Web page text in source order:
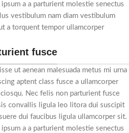
a a parturient molestie senectus
vestibulum nam diam vestibulum
a torquent tempor ullamcorper
fusce
ut aenean malesuada metus mi urna
aptent class fusce a ullamcorper
Nec felis non parturient fusce
convallis ligula leo litora dui suscipit
dui faucibus ligula ullamcorper sit.
a a parturient molestie senectus